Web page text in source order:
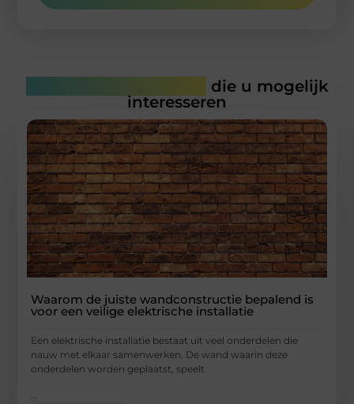
die u mogelijk
interesseren
Waarom de juiste wandconstructie bepalend is
voor een veilige elektrische installatie
Een elektrische installatie bestaat uit veel onderdelen die
nauw met elkaar samenwerken. De wand waarin deze
onderdelen worden geplaatst, speelt